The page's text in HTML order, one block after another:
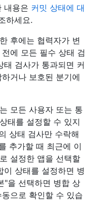
내용은 커밋 상태에 대
하세요.
후에는 협력자가 변
에 모든 필수 상태 검
검사가 통과되면 커
거나 보호된 분기에
모든 사용자 또는 통
태를 설정할 수 있지
상태 검사만 수락해
추가할 때 최근에 이
설정한 앱을 선택할
이 상태를 설정하면 병
"을 선택하면 병합 상
으로 확인할 수 있습